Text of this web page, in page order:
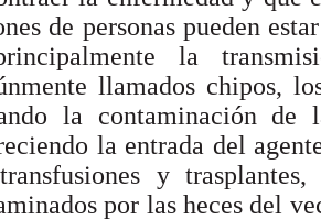
de personas pueden
la
llamados chipos,
la contaminación
la entrada del
y
por las heces del